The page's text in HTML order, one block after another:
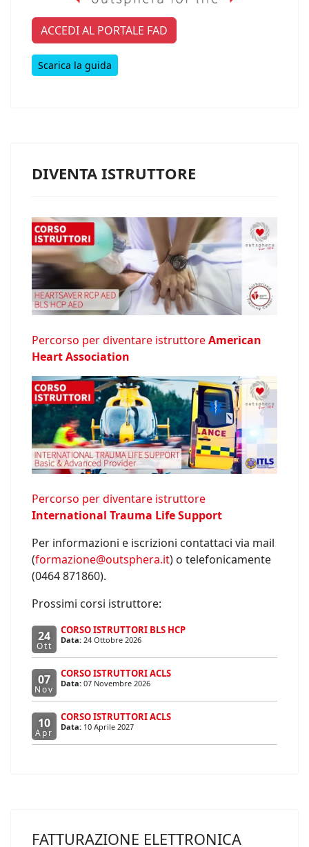
ACCEDI AL PORTALE FAD
Scarica la guida
DIVENTA ISTRUTTORE
Percorso per diventare istruttoreAmerican
Heart Association
Percorso per diventare istruttore
International Trauma Life Support
Per informazioni e iscrizioni contattaci via mail
(formazione@outsphera.it) o telefonicamente
(0464 871860).
Prossimi corsi istruttore:
24
Ott
CORSO ISTRUTTORI BLS HCP
Data: 24 Ottobre 2026
07
Nov
CORSO ISTRUTTORI ACLS
Data: 07 Novembre 2026
10
Apr
CORSO ISTRUTTORI ACLS
Data: 10 Aprile 2027
FATTURAZIONE ELETTRONICA